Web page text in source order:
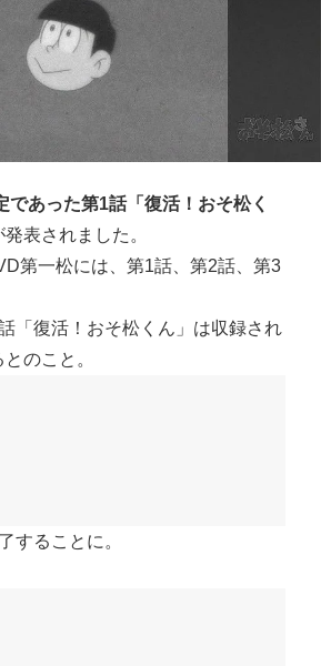
であった第1話「復活！おそ松く
表されました。
第一松には、第1話、第2話、第3
「復活！おそ松くん」は収録され
のこと。
することに。